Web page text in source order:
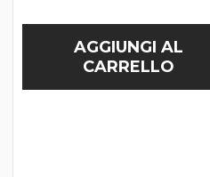
AGGIUNGI AL
CARRELLO